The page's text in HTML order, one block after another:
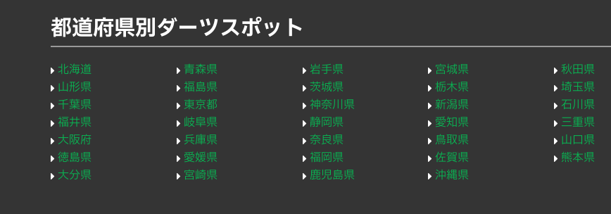
都道府県別ダーツスポット
北海道 青森県 岩手県 宮城県
秋田県
山形県
福島県 茨城県 栃木県
埼玉県
千葉県
東京都 神奈川県 新潟県
石川県
福井県
岐阜県 静岡県 愛知県
三重県
大阪府
兵庫県 奈良県 鳥取県
山口県
徳島県
愛媛県 福岡県 佐賀県
熊本県
大分県
宮崎県 鹿児島県 沖縄県